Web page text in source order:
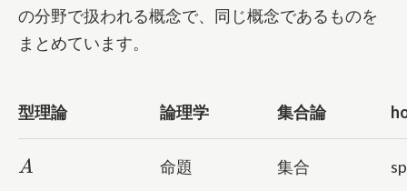
の分野で扱われる概念で、同じ概念であるものを
まとめています。
型理論 論理学 集合論
A
A 命題 集合